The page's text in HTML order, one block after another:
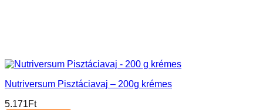
Nutriversum Pisztáciavaj – 200g krémes
5.171Ft